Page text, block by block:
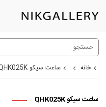
خانه ساعت سیکو QHK025K
ساعت سیکو QHK025K